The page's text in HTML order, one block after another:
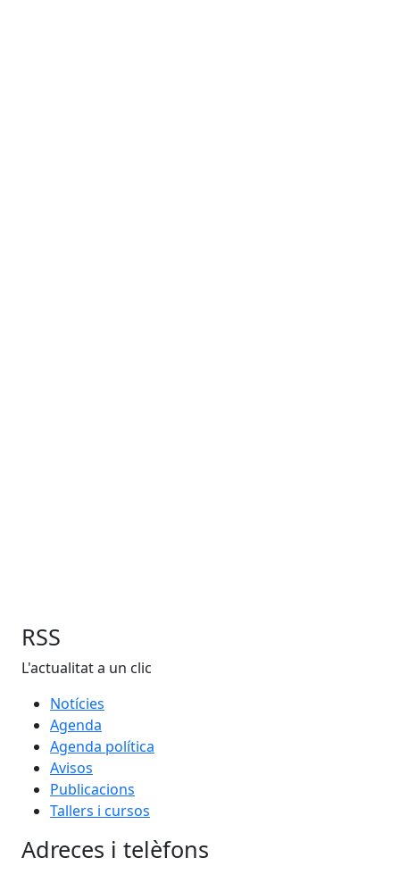
RSS
L'actualitat a un clic
Notícies
Agenda
Agenda política
Avisos
Publicacions
Tallers i cursos
Adreces i telèfons